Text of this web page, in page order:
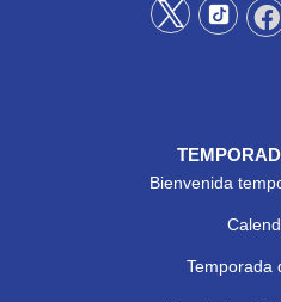
Bienvenida
Temporada